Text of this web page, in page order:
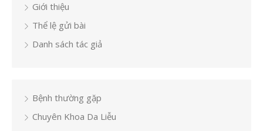
Giới thiệu
Thể lệ gửi bài
Danh sách tác giả
Bệnh thường gặp
Chuyên Khoa Da Liễu